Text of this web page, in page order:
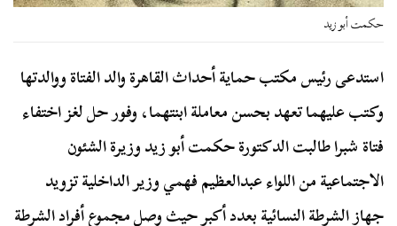
حكمت أبو زيد
استدعى رئيس مكتب حماية أحداث القاهرة والد الفتاة ووالدتها
وكتب عليهما تعهد بحسن معاملة ابنتهما، وفور حل لغز اختفاء
فتاة شبرا طالبت الدكتورة حكمت أبو زيد وزيرة الشئون
الاجتماعية من اللواء عبدالعظيم فهمي وزير الداخلية تزويد
جهاز الشرطة النسائية بعدد أكبر حيث وصل مجموع أفراد الشرطة